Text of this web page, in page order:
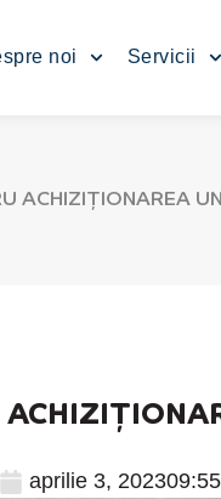
noi Servicii
ACHIZIȚIONAREA
aprilie 3, 202309:55